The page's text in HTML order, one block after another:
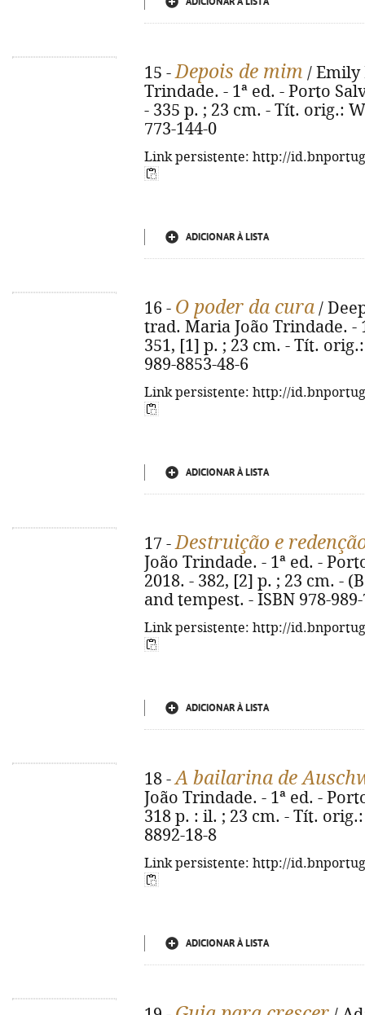
15 -Depois de mim / Emily
Trindade. - 1ª ed. - Porto
- 335 p. ; 23 cm. - Tít. orig.:
773-144-0
Link persistente: http://
ADICIONAR À LISTA
16 - O poder da cura /
trad. Maria João Trindade. -
351, [1] p. ; 23 cm. - Tít.
989-8853-48-6
Link persistente: http://
ADICIONAR À LISTA
17 -Destruição e
João Trindade. - 1ª ed. -
2018. - 382, [2] p. ; 23 cm. -
and tempest. - ISBN 978-
Link persistente: http://
ADICIONAR À LISTA
18 -A bailarina de
João Trindade. - 1ª ed. -
318 p. : il. ; 23 cm. - Tít.
8892-18-8
Link persistente: http://
ADICIONAR À LISTA